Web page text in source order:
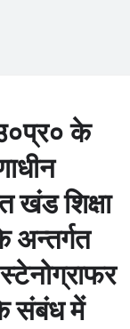
के
खंड शिक्षा
अन्तर्गत
संबंध में